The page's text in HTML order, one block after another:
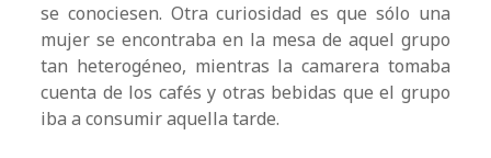
se conociesen. Otra curiosidad es que sólo una
mujer se encontraba en la mesa de aquel grupo
tan heterogéneo, mientras la camarera tomaba
cuenta de los cafés y otras bebidas que el grupo
iba a consumir aquella tarde.